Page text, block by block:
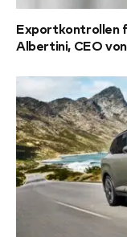
Exportkontrollen
Albertini, CEO von